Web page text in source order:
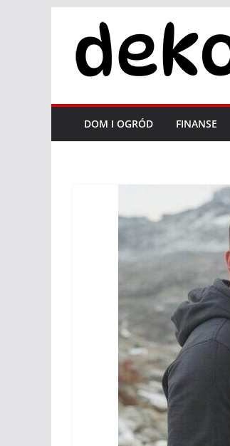
treści
DOM I OGRÓD FINANSE